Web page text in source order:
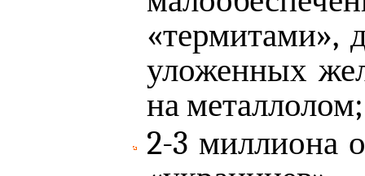
«термитами»,
уложенных
на металлолом;
2-3 миллиона